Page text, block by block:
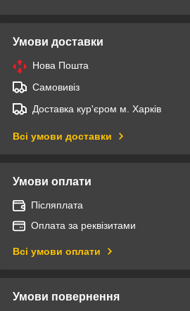
Умови доставки
Нова Пошта
Самовивіз
Доставка кур'єром м. Харків
Всі умови доставки
Умови оплати
Післяплата
Оплата за реквізитами
Всі умови оплати
Умови повернення